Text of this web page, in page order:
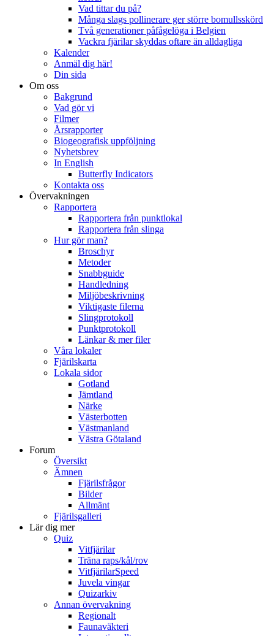
Vad tittar du på?
Många slags pollinerare ger större bomullsskörd
Två generationer påfågelöga i Belgien
Vackra fjärilar skyddas oftare än alldagliga
Kalender
Anmäl dig här!
Din sida
Om oss
Bakgrund
Vad gör vi
Filmer
Årsrapporter
Biogeografisk uppföljning
Nyhetsbrev
In English
Butterfly Indicators
Kontakta oss
Övervakningen
Rapportera
Rapportera från punktlokal
Rapportera från slinga
Hur gör man?
Broschyr
Metoder
Snabbguide
Handledning
Miljöbeskrivning
Viktigaste filerna
Slingprotokoll
Punktprotokoll
Länkar & mer filer
Våra lokaler
Fjärilskarta
Lokala sidor
Gotland
Jämtland
Närke
Västerbotten
Västmanland
Västra Götaland
Forum
Översikt
Ämnen
Fjärilsfrågor
Bilder
Allmänt
Fjärilsgalleri
Lär dig mer
Quiz
Vitfjärilar
Träna raps/kål/rov
VitfjärilarSpeed
Juvela vingar
Quizarkiv
Annan övervakning
Regionalt
Faunaväkteri